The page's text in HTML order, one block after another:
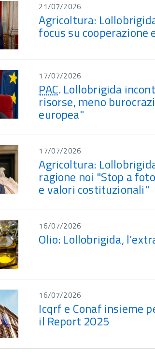
21/07/2026
Agricoltura:
focus su cooperazione
17/07/2026
PAC. Lollobrigida
risorse, meno
europea"
17/07/2026
Agricoltura:
ragione noi "Stop a
e valori costituzionali"
16/07/2026
Olio: Lollobrigida,
16/07/2026
Icqrf e Conaf insieme
il Report 2025